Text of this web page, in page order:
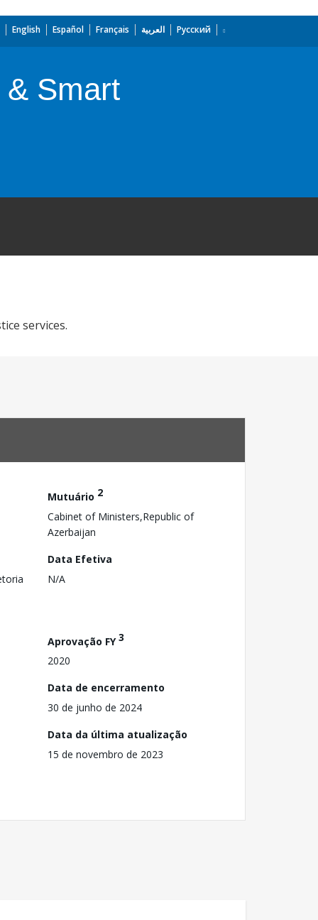
English Español Français العربية Русский
Smart
services.
Mutuário 2
Cabinet of Ministers,Republic of
Azerbaijan
Data Efetiva
N/A
Aprovação FY3
2020
Data de encerramento
30 de junho de 2024
Data da última atualização
15 de novembro de 2023